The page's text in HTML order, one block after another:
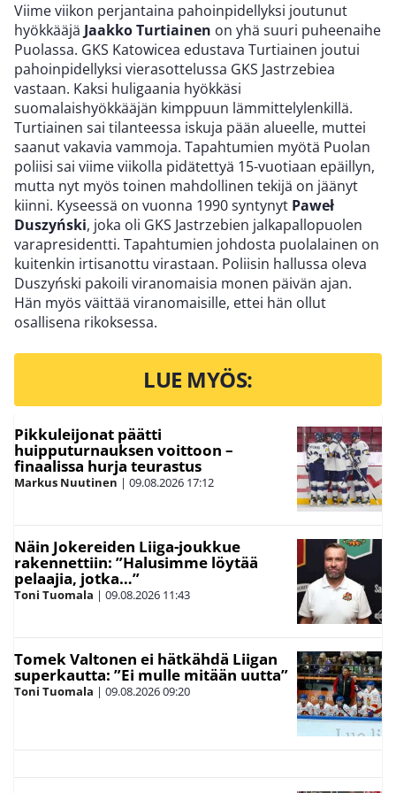
Viime viikon perjantaina pahoinpidellyksi joutunut
hyökkääjä Jaakko Turtiainen on yhä suuri puheenaihe
Puolassa. GKS Katowicea edustava Turtiainen joutui
pahoinpidellyksi vierasottelussa GKS Jastrzebiea
vastaan. Kaksi huligaania hyökkäsi
suomalaishyökkääjän kimppuun lämmittelylenkillä.
Turtiainen sai tilanteessa iskuja pään alueelle, muttei
saanut vakavia vammoja. Tapahtumien myötä Puolan
poliisi sai viime viikolla pidätettyä 15-vuotiaan epäillyn,
mutta nyt myös toinen mahdollinen tekijä on jäänyt
kiinni. Kyseessä on vuonna 1990 syntynyt Paweł
Duszyński, joka oli GKS Jastrzebien jalkapallopuolen
varapresidentti. Tapahtumien johdosta puolalainen on
kuitenkin irtisanottu virastaan. Poliisin hallussa oleva
Duszyński pakoili viranomaisia monen päivän ajan.
Hän myös väittää viranomaisille, ettei hän ollut
osallisena rikoksessa.
LUE MYÖS:
Pikkuleijonat päätti
huipputurnauksen voittoon –
finaalissa hurja teurastus
Markus Nuutinen | 09.08.2026 17:12
Näin Jokereiden Liiga-joukkue
rakennettiin: ”Halusimme löytää
pelaajia, jotka…”
Toni Tuomala | 09.08.2026 11:43
Tomek Valtonen ei hätkähdä Liigan
superkautta: ”Ei mulle mitään uutta”
Toni Tuomala | 09.08.202609:20